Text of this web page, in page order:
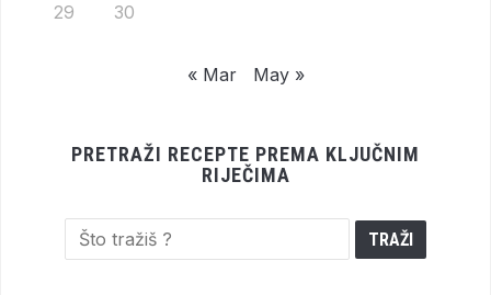
29 30
« Mar May »
PRETRAŽI RECEPTE PREMA KLJUČNIM
RIJEČIMA